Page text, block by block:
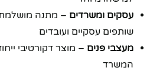
עסקים ומשרדים – מתנה
שותפים עסקיים ועובדים
מעצבי פנים – מוצר דקורטיבי
המשרד